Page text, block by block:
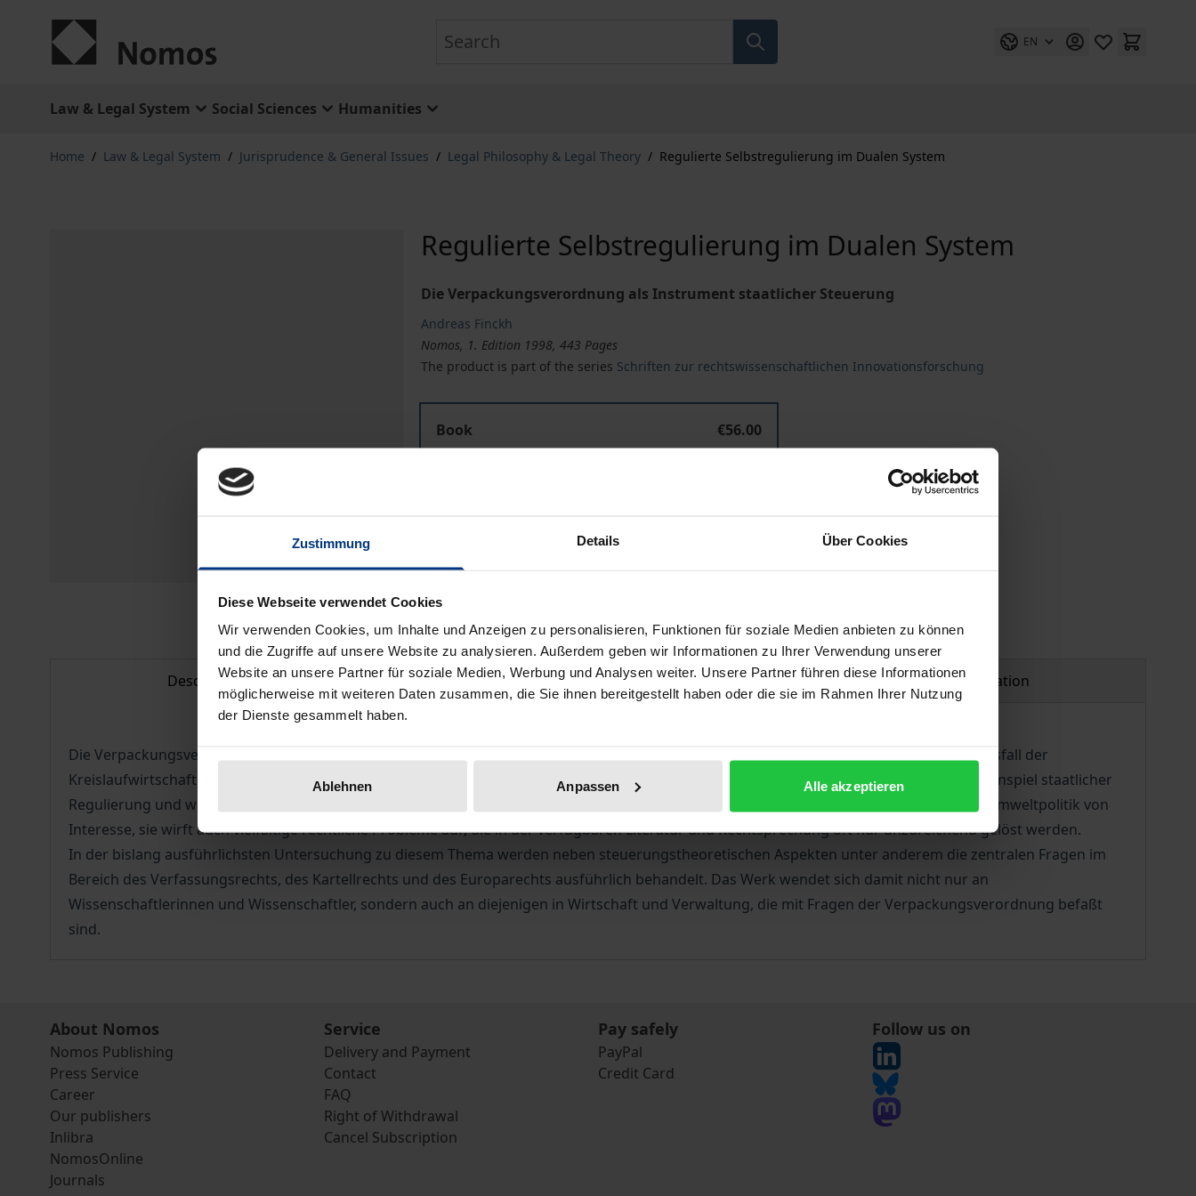
Zustimmung Details Über Cookies
Diese Webseite verwendet Cookies
Wir verwenden Cookies, um Inhalte und Anzeigen zu personalisieren, Funktionen für soziale Medien anbieten zu können
und die Zugriffe auf unsere Website zu analysieren. Außerdem geben wir Informationen zu Ihrer Verwendung unserer
Website an unsere Partner für soziale Medien, Werbung und Analysen weiter. Unsere Partner führen diese Informationen
möglicherweise mit weiteren Daten zusammen, die Sie ihnen bereitgestellt haben oder die sie im Rahmen Ihrer Nutzung
der Dienste gesammelt haben.
Ablehnen Anpassen Alle akzeptieren
EN
Law & Legal System Social Sciences Humanities
Home / Law & Legal System / Jurisprudence & General Issues / Legal Philosophy & Legal Theory / Regulierte Selbstregulierung im Dualen System
Regulierte Selbstregulierung im Dualen System
Die Verpackungsverordnung als Instrument staatlicher Steuerung
Andreas Finckh
Nomos, 1. Edition 1998, 443 Pages
The product is part of the series Schriften zur rechtswissenschaftlichen Innovationsforschung
Book
€56.00
Description Bibliographical data Product safety information
Die Verpackungsverordnung und das auf ihr beruhende Duale System sind der wirtschaftlich wie umweltpolitisch wichtigste Anwendungsfall der
Kreislaufwirtschaft. Sie sollen die Vermeidung, Wiederverwendung und Verwertung von Verpackungen durch ein kompliziertes Zusammenspiel staatlicher
Regulierung und wirtschaftlicher Selbstregulierung fördern. Diese Regelungstechnik ist nicht nur als innovatives Instrument staatlicher Umweltpolitik von
Interesse, sie wirft auch vielfältige rechtliche Probleme auf, die in der verfügbaren Literatur und Rechtsprechung oft nur unzureichend gelöst werden.
In der bislang ausführlichsten Untersuchung zu diesem Thema werden neben steuerungstheoretischen Aspekten unter anderem die zentralen Fragen im
Bereich des Verfassungsrechts, des Kartellrechts und des Europarechts ausführlich behandelt. Das Werk wendet sich damit nicht nur an
Wissenschaftlerinnen und Wissenschaftler, sondern auch an diejenigen in Wirtschaft und Verwaltung, die mit Fragen der Verpackungsverordnung befaßt
sind.
About Nomos
Nomos Publishing
Press Service
Career
Our publishers
Inlibra
NomosOnline
Journals
Service
Delivery and Payment
Contact
FAQ
Right of Withdrawal
Cancel Subscription
Pay safely
PayPal
Credit Card
Follow us on